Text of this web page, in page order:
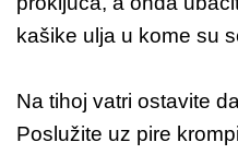
kašike ulja u kome su
Na tihoj vatri ostavite
Poslužite uz pire